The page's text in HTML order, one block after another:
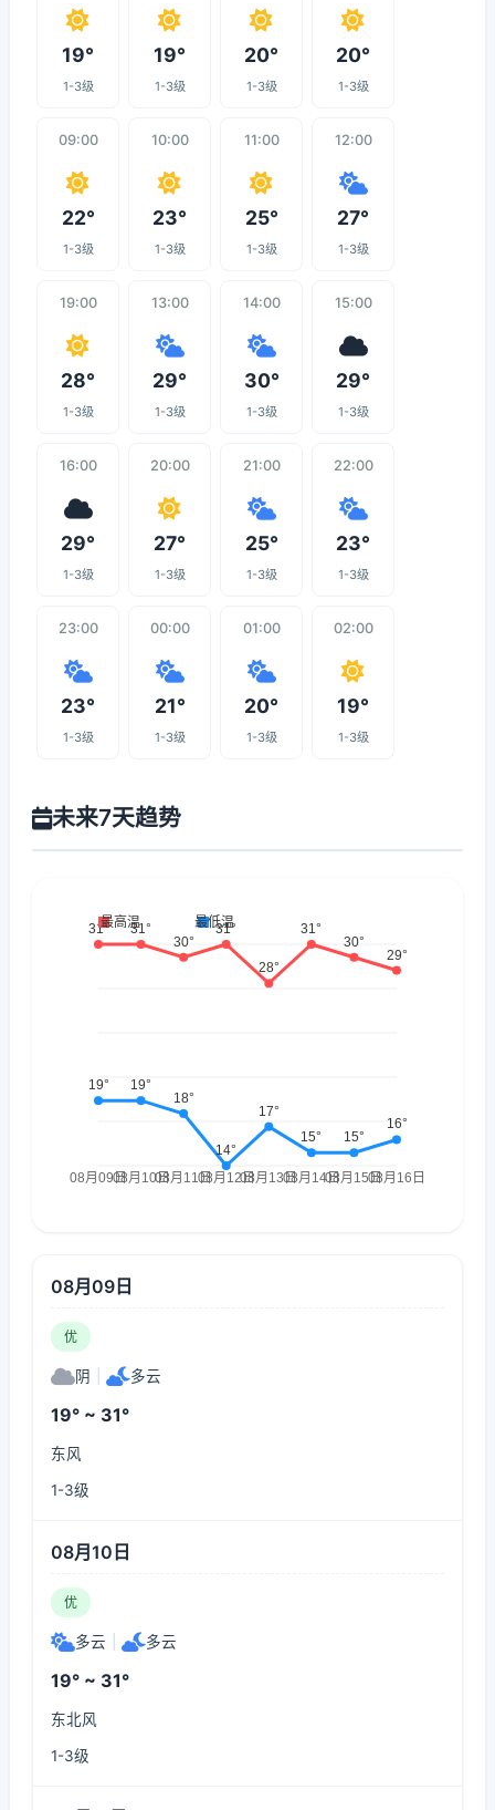
19°
1-3级
19°
1-3级
20°
1-3级
20°
1-3级
09:00
22°
1-3级
10:00
23°
1-3级
11:00
25°
1-3级
12:00
27°
1-3级
19:00
28°
1-3级
13:00
29°
1-3级
14:00
30°
1-3级
15:00
29°
1-3级
16:00
29°
1-3级
20:00
27°
1-3级
21:00
25°
1-3级
22:00
23°
1-3级
23:00
23°
1-3级
00:00
21°
1-3级
01:00
20°
1-3级
02:00
19°
1-3级
未来7天趋势
08月09日
优
阴 多云
19° ~ 31°
东风
1-3级
08月10日
优
多云 多云
19° ~ 31°
东北风
1-3级